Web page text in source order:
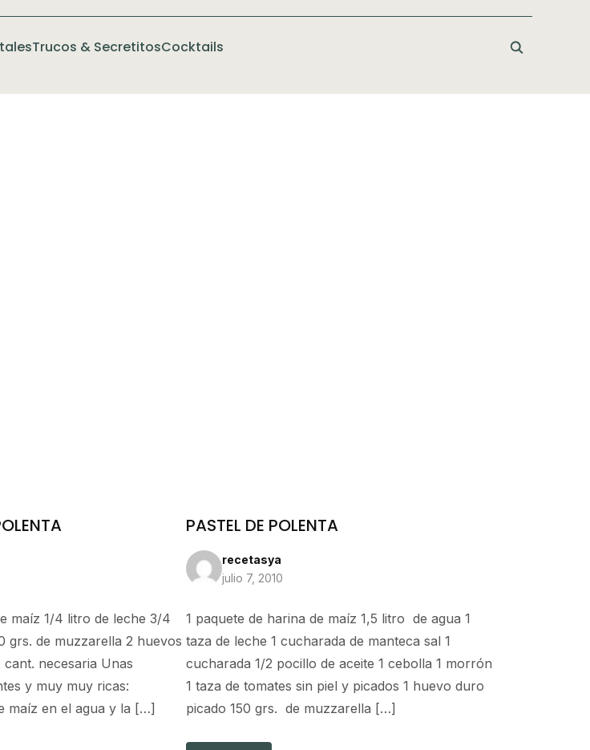
Trucos & SecretitosCocktails
maíz 1/4 litro de leche 3/4
grs. de muzzarella 2 huevos
necesaria Unas
y muy muy ricas:
maíz en el agua y la […]
PASTEL DE POLENTA
recetasya
julio 7, 2010
1 paquete de harina de maíz 1,5 litro de agua 1
taza de leche 1 cucharada de manteca sal 1
cucharada 1/2 pocillo de aceite 1 cebolla 1 morrón
1 taza de tomates sin piel y picados 1 huevo duro
picado 150 grs. de muzzarella […]